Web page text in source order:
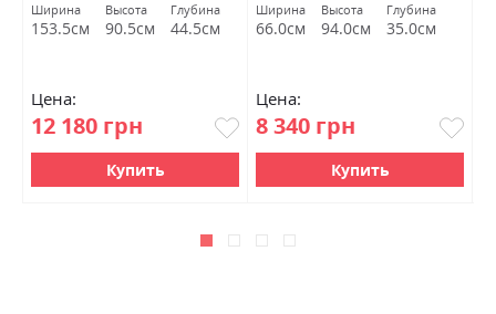
Ширина
153.5см
Высота
90.5см
Глубина
44.5см
Цена:
12 180 грн
Купить
Ширина
66.0см
Высота
94.0см
Глубина
35.0см
Цена:
8 340 грн
Купить